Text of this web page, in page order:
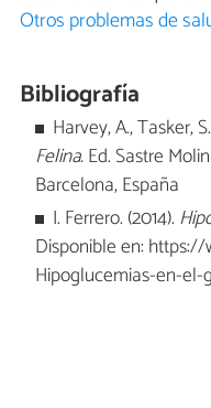
Otros problemas de
Bibliografía
Harvey, A., Tasker,
Felina.Ed. Sastre
Barcelona, España
I. Ferrero. (2014).
Disponible en:
Hipoglucemias-en-el-